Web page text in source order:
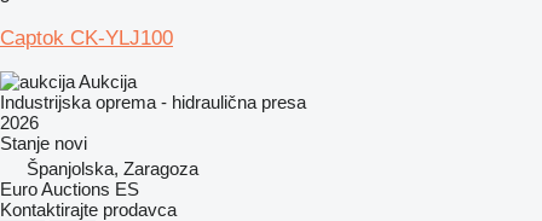
Captok CK-YLJ100
Aukcija
Industrijska oprema - hidraulična presa
2026
Stanje novi
Španjolska, Zaragoza
Euro Auctions ES
Kontaktirajte prodavca